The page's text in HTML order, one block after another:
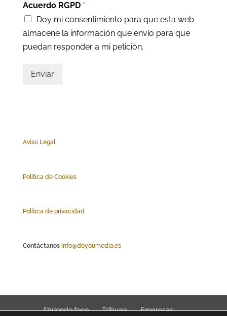
Acuerdo RGPD *
Doy mi consentimiento para que esta web
almacene la información que envío para que
puedan responder a mi petición.
Enviar
Aviso Legal
Política de Cookies
Política de privacidad
Contáctanos info@doyoumedia.es
Abriendo foco Tribuna Empresas